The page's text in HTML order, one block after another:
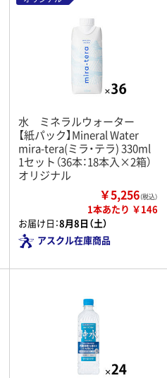
水 ミネラルウォーター
【紙パック】Mineral Water
mira-tera(ミラ・テラ) 330ml
1セット（36本：18本入×2箱）
オリジナル
￥5,256（税込）
1本あたり ￥146
お届け日：8月8日（土）
アスクル在庫商品